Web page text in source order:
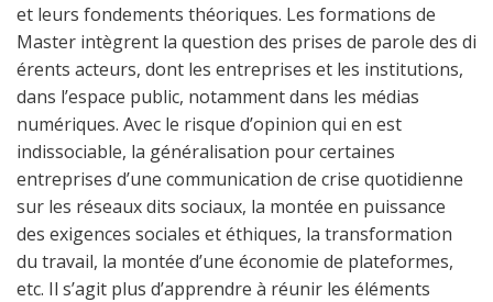
et leurs fondements théoriques. Les formations de
Master intègrent la question des prises de parole des di
érents acteurs, dont les entreprises et les institutions,
dans l’espace public, notamment dans les médias
numériques. Avec le risque d’opinion qui en est
indissociable, la généralisation pour certaines
entreprises d’une communication de crise quotidienne
sur les réseaux dits sociaux, la montée en puissance
des exigences sociales et éthiques, la transformation
du travail, la montée d’une économie de plateformes,
etc. Il s’agit plus d’apprendre à réunir les éléments